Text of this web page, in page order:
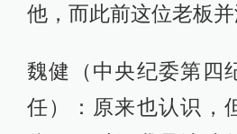
他，而此前这位老板并
魏健（中央纪委第四
任）：原来也认识，